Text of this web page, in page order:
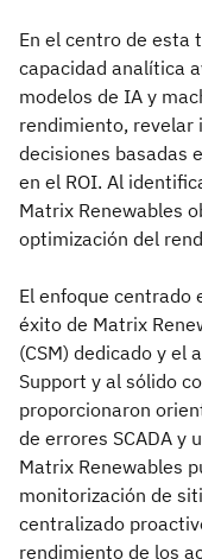
En el centro de esta
capacidad analítica
modelos de IA y
rendimiento, revelar
decisiones basadas
en el ROI. Al
Matrix Renewables
optimización del
El enfoque centrado
éxito de Matrix
(CSM) dedicado y el
Support y al sólido
proporcionaron
de errores SCADA y
Matrix Renewables
monitorización de
centralizado
rendimiento de los